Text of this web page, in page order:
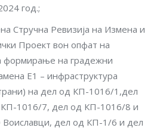
год.;
Стручна Ревизија на Измена и
Проект вон опфат на
формирање на градежни
Е1 – инфраструктура
на дел од КП-1016/1,дел
1016/7, дел од КП-1016/8 и
дел од КП-1/6 и дел